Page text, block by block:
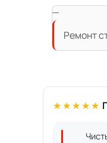
Ремонт
★★★★★